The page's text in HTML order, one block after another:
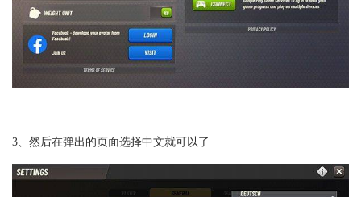
3、然后在弹出的页面选择中文就可以了